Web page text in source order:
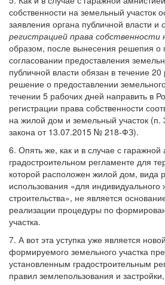
собственности на земельный участок
заявления органа публичной власти и
регистрацией права собственности
образом, после вынесения решепия о
согласовании предоставления
публичной власти обязан в течение
решение о предоставлении
течении 5 рабочих дней направить в
регистрации права собственности
на жилой дом и земельный участок (п.
закона от 13.07.2015 № 218-ФЗ).
6. Опять же, как и в случае с гаражной
градостроительном регламенте для
которой расположен жилой дом, вида
использования «для
строительства», не является
реализации процедуры по
участка.
7. А вот эта уступка уже является
формируемого земельного участка
установленным градостроительным
правил землепользования и